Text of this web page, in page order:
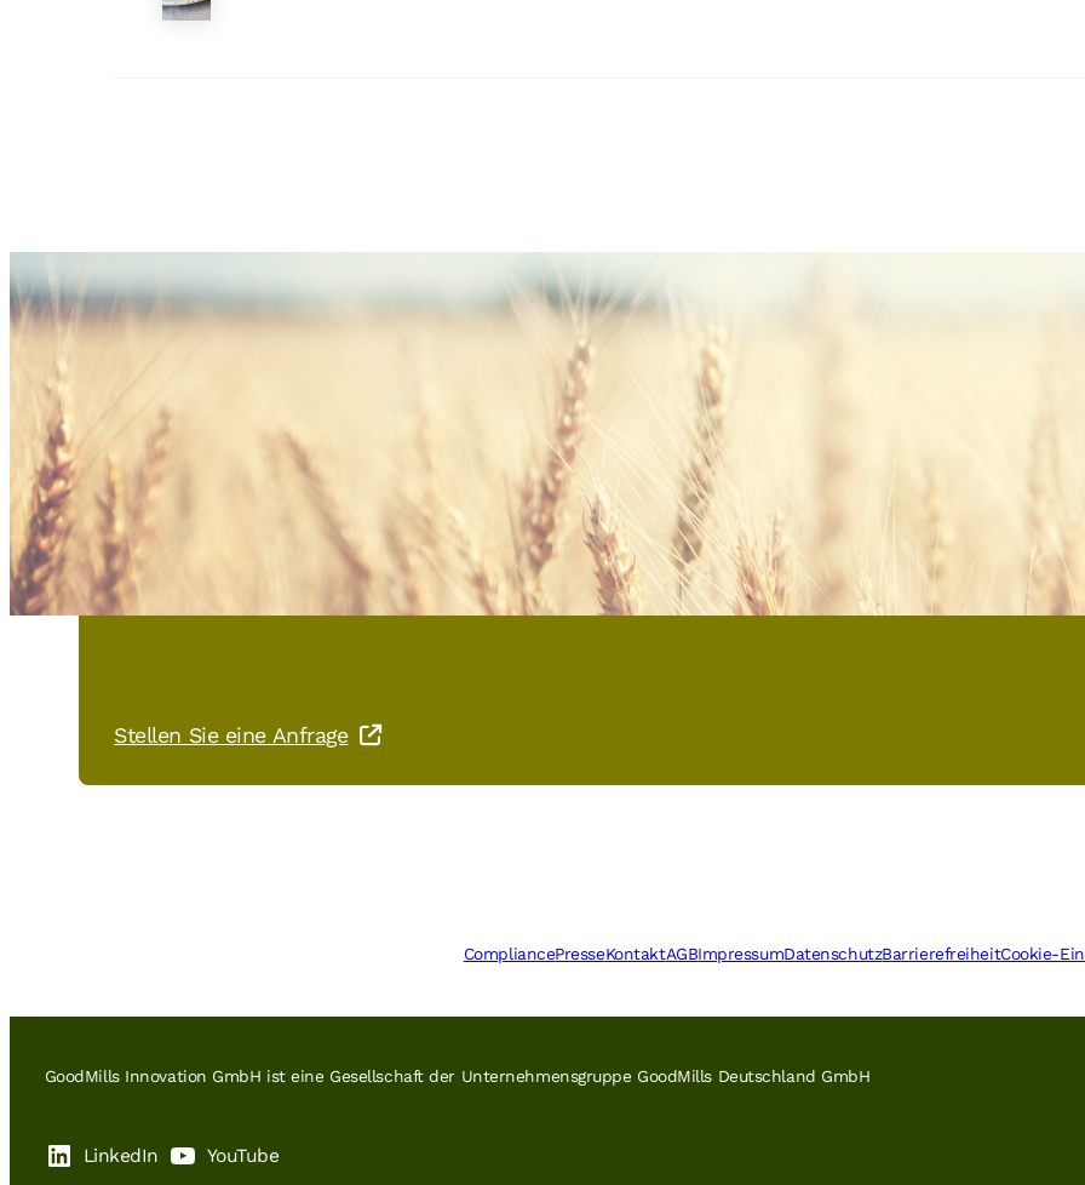
Sie haben Interesse an Slow Milling® Ferment´tic®?
Stellen Sie eine Anfrage
CompliancePresseKontaktAGBImpressumDatenschutzBarrierefreiheitCookie-
GoodMills Innovation GmbH ist eine Gesellschaft der Unternehmensgruppe GoodMills Deutschland GmbH
LinkedIn YouTube